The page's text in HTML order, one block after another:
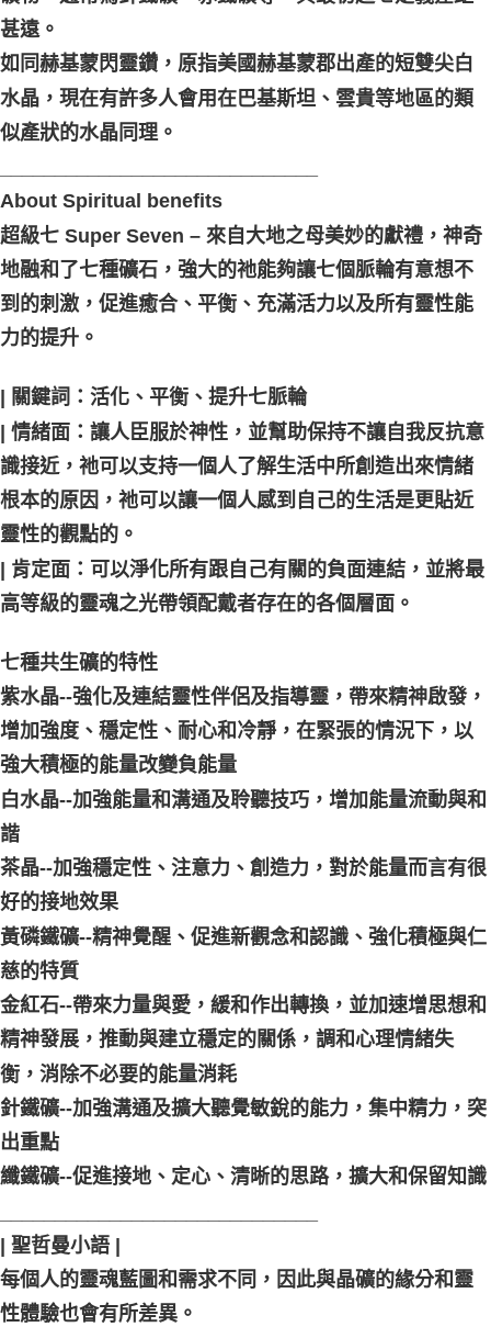
甚遠。
如同赫基蒙閃靈鑽，原指美國赫基蒙郡出產的短雙尖白
水晶，現在有許多人會用在巴基斯坦、雲貴等地區的類
似產狀的水晶同理。
About Spiritual benefits
超級七 Super Seven – 來自大地之母美妙的獻禮，神奇
地融和了七種礦石，強大的祂能夠讓七個脈輪有意想不
到的刺激，促進癒合、平衡、充滿活力以及所有靈性能
力的提升。
| 關鍵詞：活化、平衡、提升七脈輪
| 情緒面：讓人臣服於神性，並幫助保持不讓自我反抗意
識接近，祂可以支持一個人了解生活中所創造出來情緒
根本的原因，祂可以讓一個人感到自己的生活是更貼近
靈性的觀點的。
| 肯定面：可以淨化所有跟自己有關的負面連結，並將最
高等級的靈魂之光帶領配戴者存在的各個層面。
七種共生礦的特性
紫水晶--強化及連結靈性伴侶及指導靈，帶來精神啟發，
增加強度、穩定性、耐心和冷靜，在緊張的情況下，以
強大積極的能量改變負能量
白水晶--加強能量和溝通及聆聽技巧，增加能量流動與和
諧
茶晶--加強穩定性、注意力、創造力，對於能量而言有很
好的接地效果
黃磷鐵礦--精神覺醒、促進新觀念和認識、強化積極與仁
慈的特質
金紅石--帶來力量與愛，緩和作出轉換，並加速增思想和
精神發展，推動與建立穩定的關係，調和心理情緒失
衡，消除不必要的能量消耗
針鐵礦--加強溝通及擴大聽覺敏銳的能力，集中精力，突
出重點
纖鐵礦--促進接地、定心、清晰的思路，擴大和保留知識
| 聖哲曼小語 |
每個人的靈魂藍圖和需求不同，因此與晶礦的緣分和靈
性體驗也會有所差異。